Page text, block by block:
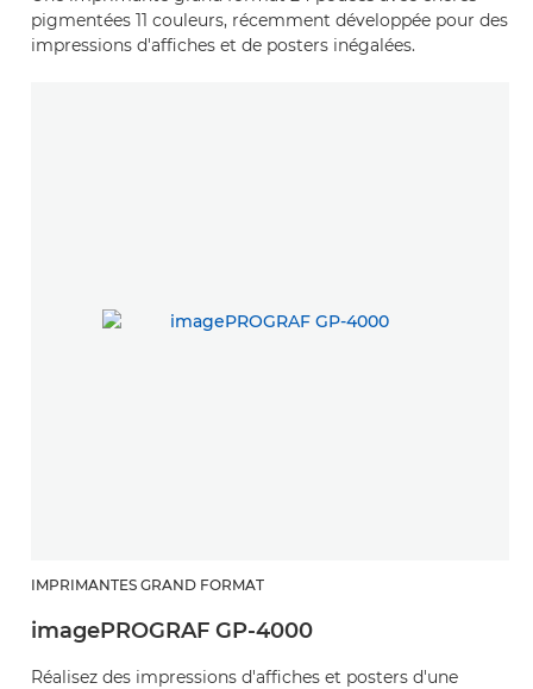
pigmentées 11 couleurs, récemment développée pour des
impressions d'affiches et de posters inégalées.
IMPRIMANTES GRAND FORMAT
imagePROGRAF GP-4000
Réalisez des impressions d'affiches et posters d'une